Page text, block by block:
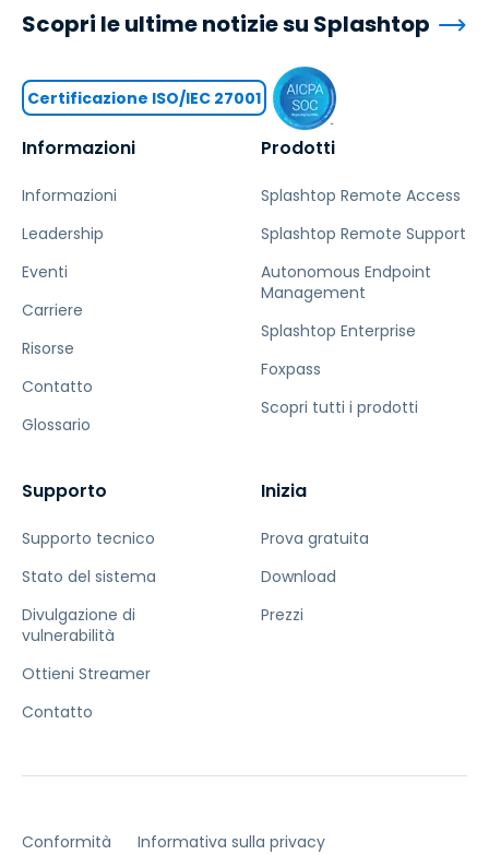
Informazioni
Informazioni
Leadership
Eventi
Carriere
Risorse
Contatto
Glossario
Prodotti
Splashtop Remote Access
Splashtop Remote Support
Autonomous Endpoint
Management
Splashtop Enterprise
Foxpass
Scopri tutti i prodotti
Supporto
Supporto tecnico
Stato del sistema
Divulgazione di
vulnerabilità
Ottieni Streamer
Contatto
Inizia
Prova gratuita
Download
Prezzi
Scopri le ultime notizie su Splashtop
Certificazione ISO/IEC 27001
Conformità Informativa sulla privacy